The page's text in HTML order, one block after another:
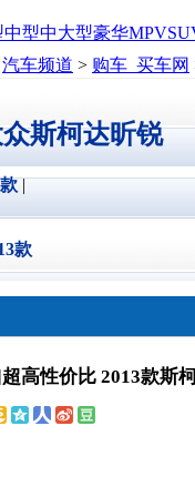
中型中大型豪华MPV
汽车频道 > 购车_买车网
斯柯达昕锐
|
款
高性价比 2013款斯